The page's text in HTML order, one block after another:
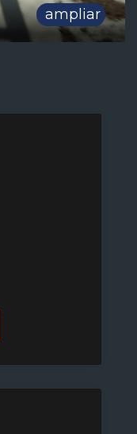
ampliar